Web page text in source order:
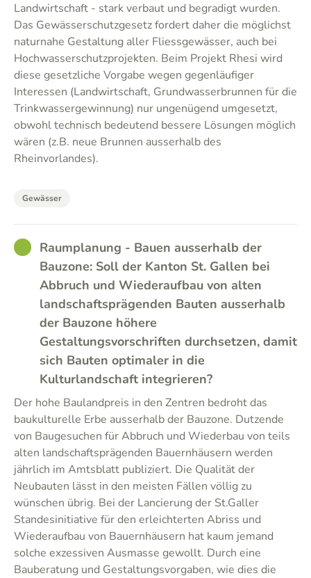
Landwirtschaft - stark verbaut und begradigt wurden.
Das Gewässerschutzgesetz fordert daher die möglichst
naturnahe Gestaltung aller Fliessgewässer, auch bei
Hochwasserschutzprojekten. Beim Projekt Rhesi wird
diese gesetzliche Vorgabe wegen gegenläufiger
Interessen (Landwirtschaft, Grundwasserbrunnen für die
Trinkwassergewinnung) nur ungenügend umgesetzt,
obwohl technisch bedeutend bessere Lösungen möglich
wären (z.B. neue Brunnen ausserhalb des
Rheinvorlandes).
Gewässer
GOODRaumplanung - Bauen ausserhalb der
Bauzone: Soll der Kanton St. Gallen bei
Abbruch und Wiederaufbau von alten
landschaftsprägenden Bauten ausserhalb
der Bauzone höhere
Gestaltungsvorschriften durchsetzen, damit
sich Bauten optimaler in die
Kulturlandschaft integrieren?
Der hohe Baulandpreis in den Zentren bedroht das
baukulturelle Erbe ausserhalb der Bauzone. Dutzende
von Baugesuchen für Abbruch und Wiederbau von teils
alten landschaftsprägenden Bauernhäusern werden
jährlich im Amtsblatt publiziert. Die Qualität der
Neubauten lässt in den meisten Fällen völlig zu
wünschen übrig. Bei der Lancierung der St.Galler
Standesinitiative für den erleichterten Abriss und
Wiederaufbau von Bauernhäusern hat kaum jemand
solche exzessiven Ausmasse gewollt. Durch eine
Bauberatung und Gestaltungsvorgaben, wie dies die